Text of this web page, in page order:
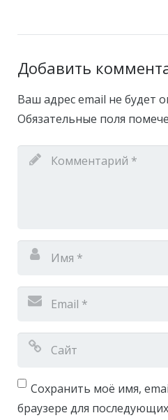
Добавить
Ваш адрес email не будет
Обязательные поля
Сохранить моё имя,
браузере для